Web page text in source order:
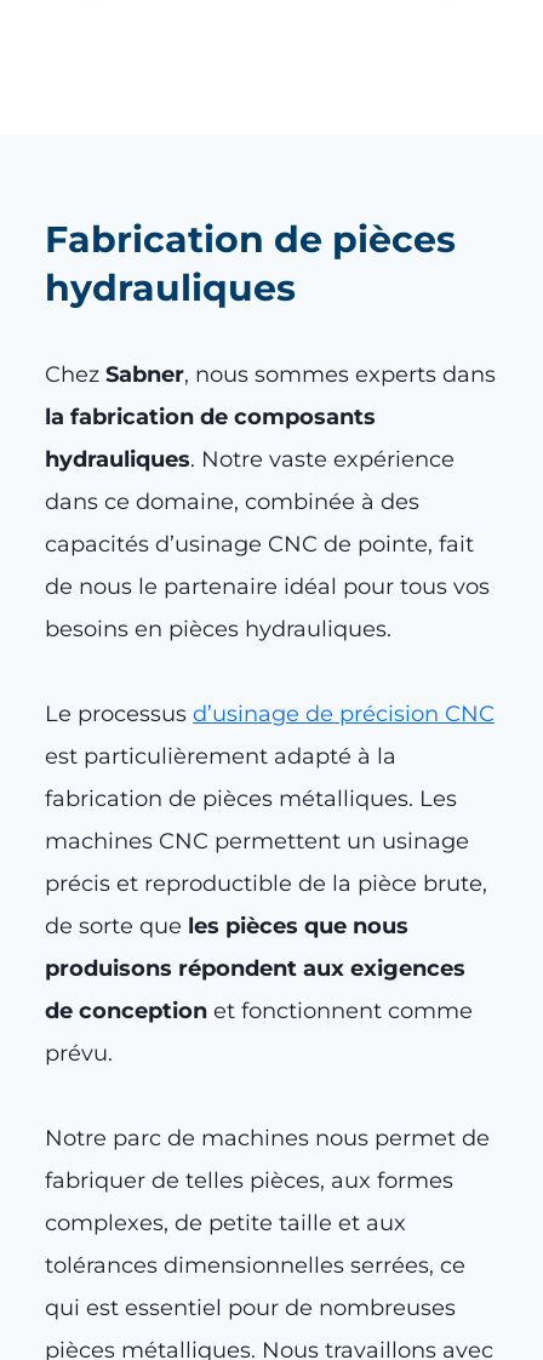
Fabrication de pièces
hydrauliques
Chez Sabner, nous sommes experts dans
la fabrication de composants
hydrauliques. Notre vaste expérience
dans ce domaine, combinée à des
capacités d’usinage CNC de pointe, fait
de nous le partenaire idéal pour tous vos
besoins en pièces hydrauliques.
Le processus d’usinage de précision CNC
est particulièrement adapté à la
fabrication de pièces métalliques. Les
machines CNC permettent un usinage
précis et reproductible de la pièce brute,
de sorte que les pièces que nous
produisons répondent aux exigences
de conception et fonctionnent comme
prévu.
Notre parc de machines nous permet de
fabriquer de telles pièces, aux formes
complexes, de petite taille et aux
tolérances dimensionnelles serrées, ce
qui est essentiel pour de nombreuses
pièces métalliques. Nous travaillons avec